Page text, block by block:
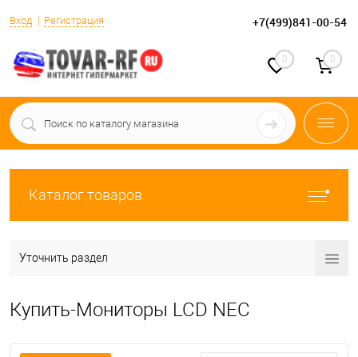
Вход Регистрация +7(499)841-00-54
0 0
Каталог товаров
Уточнить раздел
Купить-Мониторы LCD NEC